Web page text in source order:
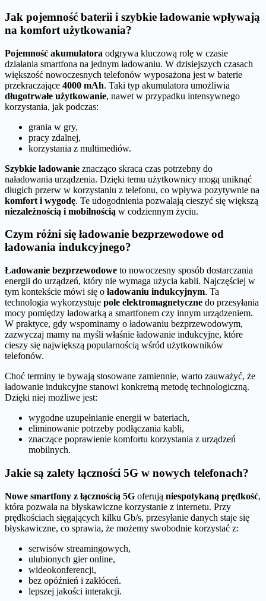
Jak pojemność baterii i szybkie ładowanie wpływają
na komfort użytkowania?
Pojemność akumulatora odgrywa kluczową rolę w czasie
działania smartfona na jednym ładowaniu. W dzisiejszych czasach
większość nowoczesnych telefonów wyposażona jest w baterie
przekraczające 4000 mAh. Taki typ akumulatora umożliwia
długotrwałe użytkowanie, nawet w przypadku intensywnego
korzystania, jak podczas:
grania w gry,
pracy zdalnej,
korzystania z multimediów.
Szybkie ładowanie znacząco skraca czas potrzebny do
naładowania urządzenia. Dzięki temu użytkownicy mogą uniknąć
długich przerw w korzystaniu z telefonu, co wpływa pozytywnie na
komfort i wygodę. Te udogodnienia pozwalają cieszyć się większą
niezależnością i mobilnością w codziennym życiu.
Czym różni się ładowanie bezprzewodowe od
ładowania indukcyjnego?
Ładowanie bezprzewodowe to nowoczesny sposób dostarczania
energii do urządzeń, który nie wymaga użycia kabli. Najczęściej w
tym kontekście mówi się o ładowaniu indukcyjnym. Ta
technologia wykorzystuje pole elektromagnetyczne do przesyłania
mocy pomiędzy ładowarką a smartfonem czy innym urządzeniem.
W praktyce, gdy wspominamy o ładowaniu bezprzewodowym,
zazwyczaj mamy na myśli właśnie ładowanie indukcyjne, które
cieszy się największą popularnością wśród użytkowników
telefonów.
Choć terminy te bywają stosowane zamiennie, warto zauważyć, że
ładowanie indukcyjne stanowi konkretną metodę technologiczną.
Dzięki niej możliwe jest:
wygodne uzupełnianie energii w bateriach,
eliminowanie potrzeby podłączania kabli,
znaczące poprawienie komfortu korzystania z urządzeń
mobilnych.
Jakie są zalety łączności 5G w nowych telefonach?
Nowe smartfony z łącznością 5G oferują niespotykaną prędkość,
która pozwala na błyskawiczne korzystanie z internetu. Przy
prędkościach sięgających kilku Gb/s, przesyłanie danych staje się
błyskawiczne, co sprawia, że możemy swobodnie korzystać z:
serwisów streamingowych,
ulubionych gier online,
wideokonferencji,
bez opóźnień i zakłóceń.
lepszej jakości interakcji.